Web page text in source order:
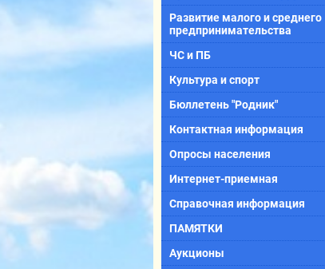
Развитие малого и среднего
предпринимательства
ЧС и ПБ
Культура и спорт
Бюллетень "Родник"
Контактная информация
Опросы населения
Интернет-приемная
Справочная информация
ПАМЯТКИ
Аукционы